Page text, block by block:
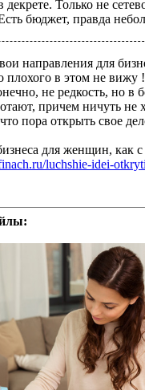
Только не
бюджет, правда
направления для
плохого в этом не вижу !
не редкость, но в
причем ничуть не
пора открыть свое
для женщин, как с
luchshie-idei-